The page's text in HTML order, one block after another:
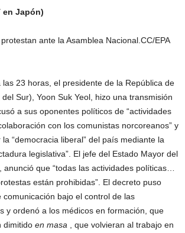
en Japón)
ante la Asamblea Nacional.CC/EPA
las 23 horas, el presidente de la República de
Sur), Yoon Suk Yeol, hizo una transmisión
a sus oponentes políticos de “actividades
con los comunistas norcoreanos” y
“democracia liberal” del país mediante la
legislativa”. El jefe del Estado Mayor del
anunció que “todas las actividades políticas…
están prohibidas”. El decreto puso
comunicación bajo el control de las
y ordenó a los médicos en formación, que
dimitido en masa , que volvieran al trabajo en